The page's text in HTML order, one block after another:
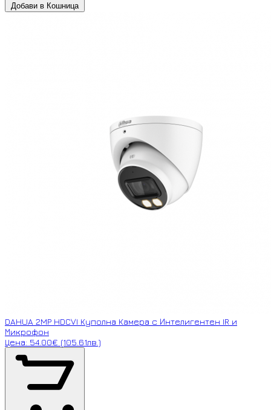
Добави в Кошница
DAHUA 2MP HDCVI Куполна Камера с Интелигентен IR и
Микрофон
Цена: 54.00€ (105.61лв.)